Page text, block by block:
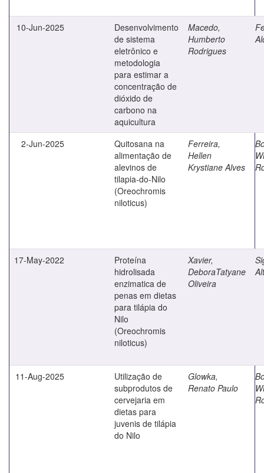
10-Jun-2025
Desenvolvimento
de sistema
eletrônico e
metodologia
para estimar a
concentração de
dióxido de
carbono na
aquicultura
Macedo,
Humberto
Rodrigues
2-Jun-2025
Quitosana na
alimentação de
alevinos de
tilapia-do-Nilo
(Oreochromis
niloticus)
Ferreira,
Hellen
Krystiane Alves
17-May-2022
Proteína
hidrolisada
enzimatica de
penas em dietas
para tilápia do
Nilo
(Oreochromis
niloticus)
Xavier,
DeboraTatyane
Oliveira
11-Aug-2025
Utilização de
subprodutos de
cervejaria em
dietas para
juvenis de tilápia
do Nilo
Glowka,
Renato Paulo